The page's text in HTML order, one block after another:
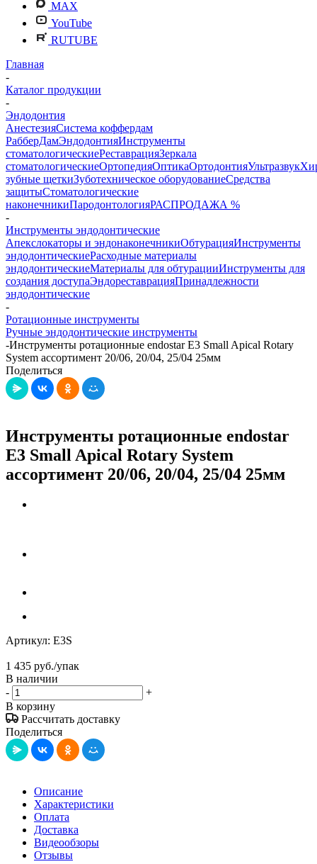
MAX
YouTube
RUTUBE
Главная
-
Каталог продукции
-
Эндодонтия
АнестезияСистема коффердам
РабберДамЭндодонтияИнструменты
стоматологическиеРеставрацияЗеркала
стоматологическиеОртопедияОптикаОртодонтияУльтразвук
зубные щеткиЗуботехническое оборудованиеСредства
защитыСтоматологические
наконечникиПародонтологияРАСПРОДАЖА %
-
Инструменты эндодонтические
Апекслокаторы и эндонаконечникиОбтурацияИнструменты
эндодонтическиеРасходные материалы
эндодонтическиеМатериалы для обтурацииИнструменты для
создания доступаЭндореставрацияПринадлежности
эндодонтические
-
Ротационные инструменты
Ручные эндодонтические инструменты
-Инструменты ротационные endostar E3 Small Apical Rotary
System ассортимент 20/06, 20/04, 25/04 25мм
Поделиться
Инструменты ротационные endostar
E3 Small Apical Rotary System
ассортимент 20/06, 20/04, 25/04 25мм
Артикул: E3S
1 435 руб./упак
В наличии
-
+
В корзину
Рассчитать доставку
Поделиться
Описание
Характеристики
Оплата
Доставка
Видеообзоры
Отзывы